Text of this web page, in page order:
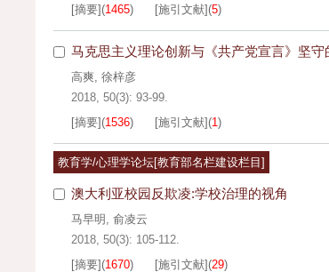
[摘要](1465) [施引文献](5)
马克思主义理论创新与《共产党宣言》坚守
高爽, 徐梓彦
2018, 50(3): 93-99.
[摘要](1536) [施引文献](1)
教育学/心理学论坛[教育部名栏建设栏目]
澳大利亚校园反欺凌:学校治理的视角
马早明 , 俞凌云
2018, 50(3): 105-112.
[摘要](1670) [施引文献](29)